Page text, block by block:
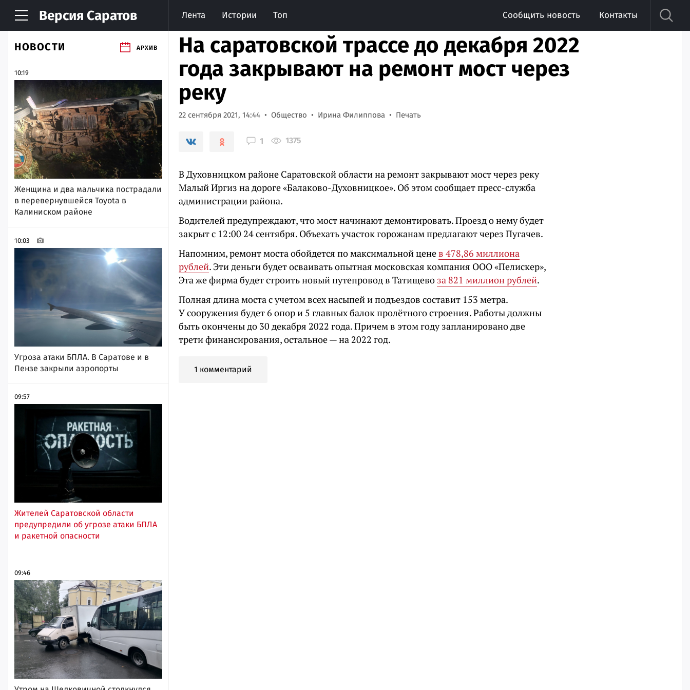
Версия Саратов Лента Истории Топ Сообщить новость Контакты
НОВОСТИ АРХИВ
10:19
Женщина и два мальчика пострадали
в перевернувшейся Toyota в
Калиниском районе
10:03
Угроза атаки БПЛА. В Саратове и в
Пензе закрыли аэропорты
09:57
Жителей Саратовской области
предупредили об угрозе атаки БПЛА
и ракетной опасности
09:46
На саратовской трассе до декабря 2022
года закрывают на ремонт мост через
реку
22 сентября 2021, 14:44 Общество Ирина Филиппова Печать
1 1375
В Духовницком районе Саратовской области на ремонт закрывают мост через реку
Малый Иргиз на дороге «Балаково-Духовницкое». Об этом сообщает пресс-служба
администрации района.
Водителей предупреждают, что мост начинают демонтировать. Проезд о нему будет
закрыт с 12:00 24 сентября. Объехать участок горожанам предлагают через Пугачев.
Напомним, ремонт моста обойдется по максимальной ценев 478,86 миллиона
рублей. Эти деньги будет осваивать опытная московская компания ООО «Пелискер»,
Эта же фирма будет строить новый путепровод в Татищево за 821 миллион рублей.
Полная длина моста с учетом всех насыпей и подъездов составит 153 метра.
У сооружения будет 6 опор и 5 главных балок пролётного строения. Работы должны
быть окончены до 30 декабря 2022 года. Причем в этом году запланировано две
трети финансирования, остальное — на 2022 год.
1 комментарий